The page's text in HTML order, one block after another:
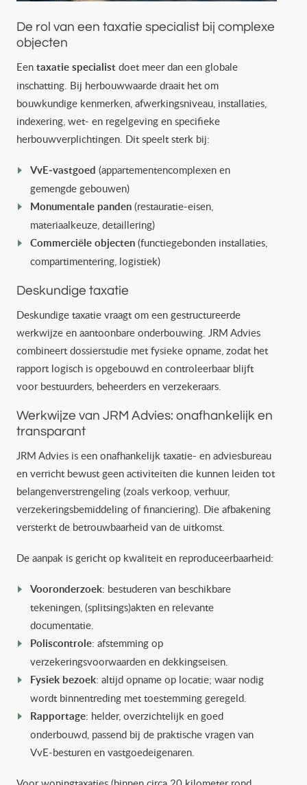
De rol van een taxatie specialist bij complexe
objecten
Een taxatie specialist doet meer dan een globale
inschatting. Bij herbouwwaarde draait het om
bouwkundige kenmerken, afwerkingsniveau, installaties,
indexering, wet- en regelgeving en specifieke
herbouwverplichtingen. Dit speelt sterk bij:
VvE‑vastgoed (appartementencomplexen en
gemengde gebouwen)
Monumentale panden (restauratie-eisen,
materiaalkeuze, detaillering)
Commerciële objecten (functiegebonden installaties,
compartimentering, logistiek)
Deskundige taxatie
Deskundige taxatie vraagt om een gestructureerde
werkwijze en aantoonbare onderbouwing. JRM Advies
combineert dossierstudie met fysieke opname, zodat het
rapport logisch is opgebouwd en controleerbaar blijft
voor bestuurders, beheerders en verzekeraars.
Werkwijze van JRM Advies: onafhankelijk en
transparant
JRM Advies is een onafhankelijk taxatie- en adviesbureau
en verricht bewust geen activiteiten die kunnen leiden tot
belangenverstrengeling (zoals verkoop, verhuur,
verzekeringsbemiddeling of financiering). Die afbakening
versterkt de betrouwbaarheid van de uitkomst.
De aanpak is gericht op kwaliteit en reproduceerbaarheid:
Vooronderzoek: bestuderen van beschikbare
tekeningen, (splitsings)akten en relevante
documentatie.
Poliscontrole: afstemming op
verzekeringsvoorwaarden en dekkingseisen.
Fysiek bezoek: altijd opname op locatie; waar nodig
wordt binnentreding met toestemming geregeld.
Rapportage: helder, overzichtelijk en goed
onderbouwd, passend bij de praktische vragen van
VvE-besturen en vastgoedeigenaren.